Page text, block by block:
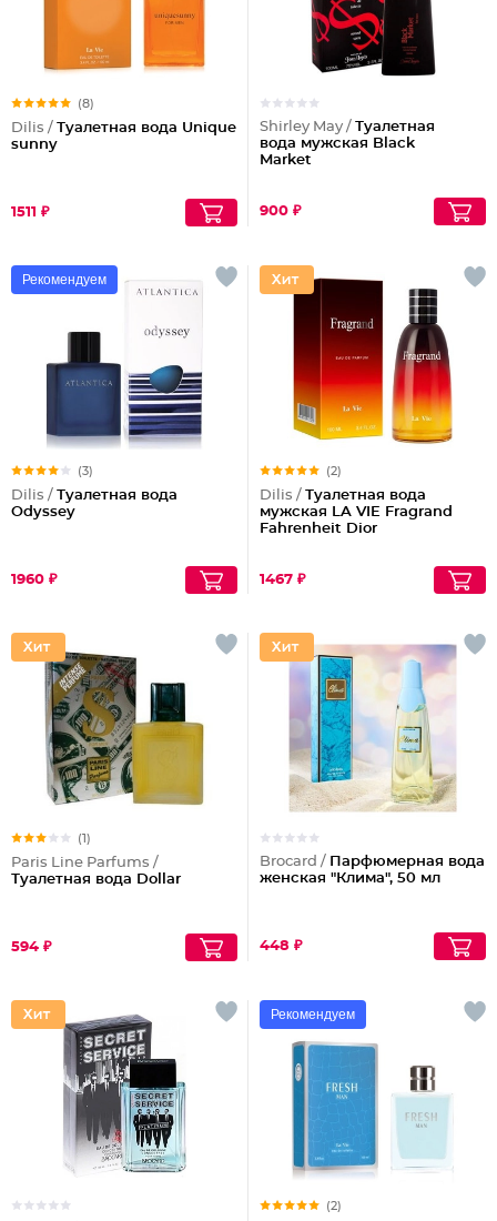
(8)
Dilis / Туалетная вода Unique
sunny
1511 ₽
Shirley May / Туалетная
вода мужская Black
Market
900 ₽
Рекомендуем
(3)
Dilis / Туалетная вода
Odyssey
1960 ₽
(2)
Dilis / Туалетная вода
мужская LA VIE Fragrand
Fahrenheit Dior
1467 ₽
(1)
Paris Line Parfums /
Туалетная вода Dollar
594 ₽
Brocard / Парфюмерная вода
женская "Клима", 50 мл
448 ₽
Рекомендуем
(2)